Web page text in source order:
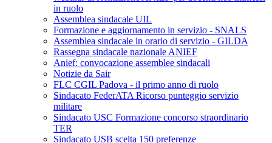
in ruolo
Assemblea sindacale UIL
Formazione e aggiornamento in servizio - SNALS
Assemblea sindacale in orario di servizio - GILDA
Rassegna sindacale nazionale ANIEF
Anief: convocazione assemblee sindacali
Notizie da Sair
FLC CGIL Padova - il primo anno di ruolo
Sindacato FederATA Ricorso punteggio servizio
militare
Sindacato USC Formazione concorso straordinario
TER
Sindacato USB scelta 150 preferenze